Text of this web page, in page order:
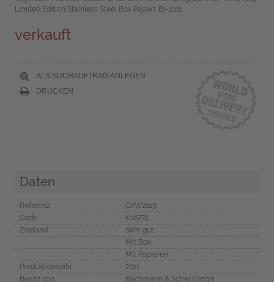
Limited Edition Stainless Steel Box Papers Bj-2011
verkauft
ALS SUCHAUFTRAG ANLEGEN
DRUCKEN
Daten
Referenz
CAW2119
Code
K16774
Zustand
Sehr gut
Mit Box
Mit Papieren
Produktionsjahr
2011
Besitz von
Bachmann & Scher GmbH